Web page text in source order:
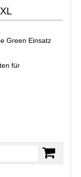
Green Einsatz
für